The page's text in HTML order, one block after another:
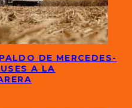
DE MERCEDES-
A LA